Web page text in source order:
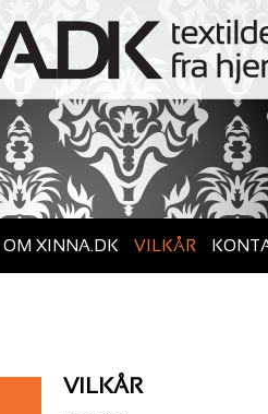
OM XINNA.DK VILKÅR
VILKÅR